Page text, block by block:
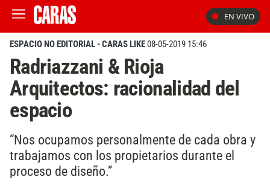
EN VIVO
ESPACIO NO EDITORIAL - CARAS LIKE08-05-2019 15:46
Radriazzani & Rioja
Arquitectos: racionalidad del
espacio
“Nos ocupamos personalmente de cada obra y
trabajamos con los propietarios durante el
proceso de diseño.”